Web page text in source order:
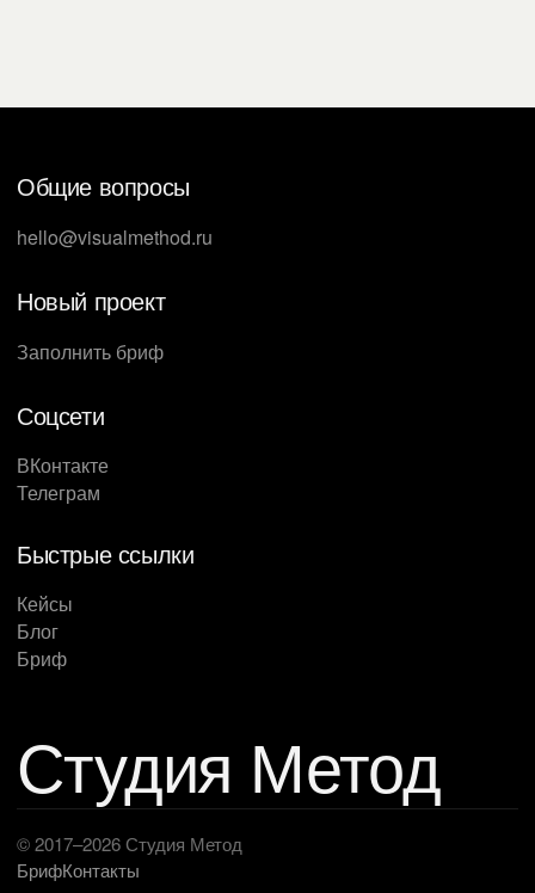
презентаций.
Общие вопросы
hello@visualmethod.ru
Новый проект
Заполнить бриф
Соцсети
ВКонтакте
Телеграм
Быстрые ссылки
Кейсы
Блог
Бриф
Студия Метод
© 2017–2026 Студия Метод
БрифКонтакты